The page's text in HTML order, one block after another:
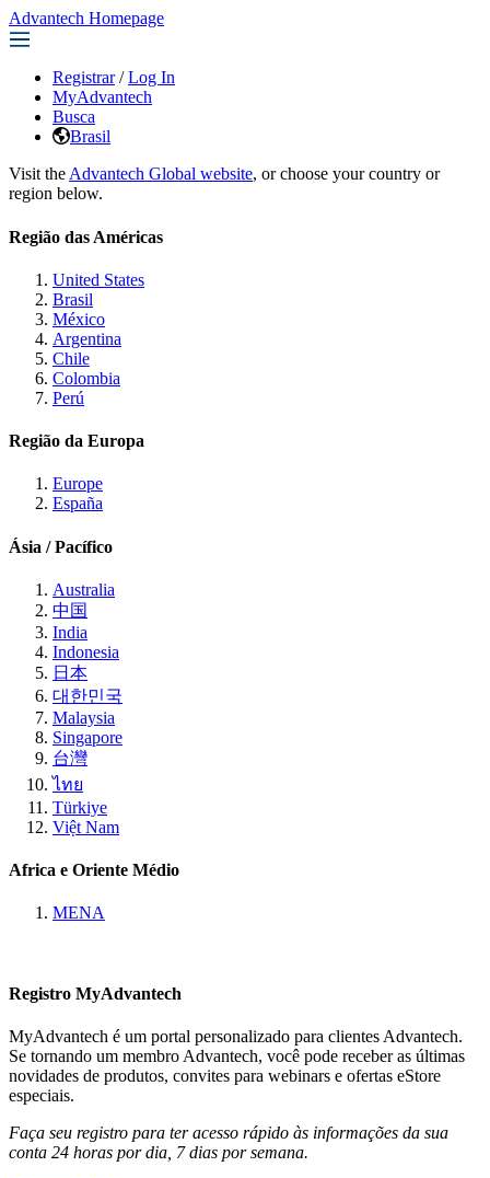
Advantech Homepage
Registrar / Log In
MyAdvantech
Busca
Brasil
Visit the Advantech Global website, or choose your country or
region below.
Região das Américas
United States
Brasil
México
Argentina
Chile
Colombia
Perú
Região da Europa
Europe
España
Ásia / Pacífico
Australia
中国
India
Indonesia
日本
대한민국
Malaysia
Singapore
台灣
ไทย
Türkiye
Việt Nam
Africa e Oriente Médio
MENA
Registro MyAdvantech
MyAdvantech é um portal personalizado para clientes Advantech.
Se tornando um membro Advantech, você pode receber as últimas
novidades de produtos, convites para webinars e ofertas eStore
especiais.
Faça seu registro para ter acesso rápido às informações da sua
conta 24 horas por dia, 7 dias por semana.